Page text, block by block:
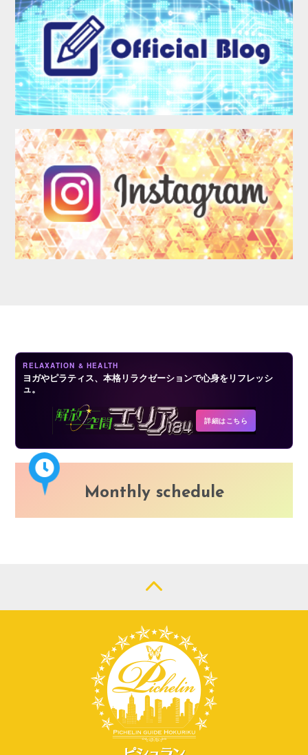
RELAXATION & HEALTH
ヨガやピラティス、本格リラクゼーションで心身をリフレッシ
ュ。
詳細はこちら
Monthly schedule